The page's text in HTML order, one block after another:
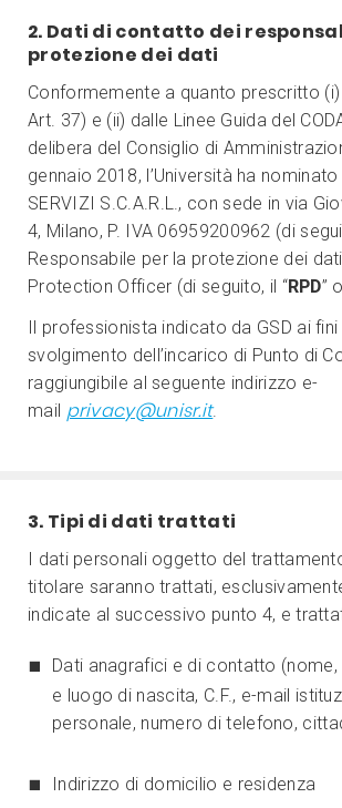
2. Dati di contatto dei
protezione dei dati
Conformemente a quanto prescritto (i)
Art. 37) e (ii) dalle Linee Guida del
delibera del Consiglio di
gennaio 2018, l’Università ha nominato
SERVIZI S.C.A.R.L., con sede in via
4, Milano, P. IVA 06959200962 (di
Responsabile per la protezione dei
Protection Officer (di seguito, il “RPD”
Il professionista indicato da GSD ai fini
svolgimento dell’incarico di Punto di
raggiungibile al seguente indirizzo e-
mail privacy@unisr.it.
3. Tipi di dati trattati
I dati personali oggetto del
titolare saranno trattati,
indicate al successivo punto 4, e
Dati anagrafici e di contatto
e luogo di nascita, C.F., e-mail
personale, numero di telefono,
Indirizzo di domicilio e residenza